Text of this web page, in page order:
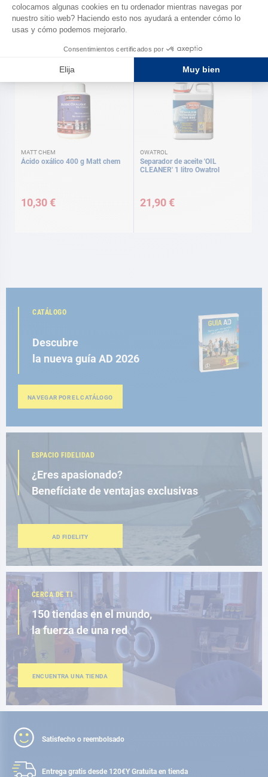
MATT CHEM
Ácido oxálico 400 g Matt chem
10,30 €
OWATROL
Separador de aceite 'OIL
CLEANER' 1 litro Owatrol
21,90 €
CATÁLOGO
Descubre
la nueva guía AD 2026
NAVEGAR POR EL CATÁLOGO
ESPACIO FIDELIDAD
¿Eres apasionado?
Benefíciate de ventajas exclusivas
AD FIDELITY
CERCA DE TI
150 tiendas en el mundo,
la fuerza de una red
ENCUENTRA UNA TIENDA
Satisfecho o reembolsado
Entrega gratis desde 120€Y Gratuita en tienda